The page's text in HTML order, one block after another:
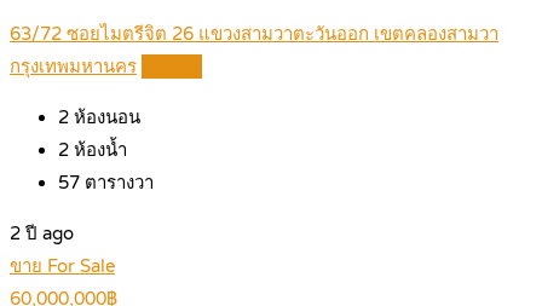
63/72 ซอยไมตรีจิต 26 แขวงสามวาตะวันออก เขตคลองสามวา
กรุงเทพมหานคร
2 ห้องนอน
2 ห้องน้ำ
57 ตารางวา
2 ปี ago
ขาย For Sale
60,000,000฿